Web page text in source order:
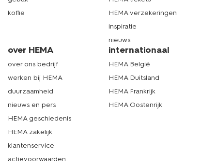
koffie
HEMA verzekeringen
inspiratie
nieuws
over HEMA
over ons bedrijf
werken bij HEMA
duurzaamheid
nieuws en pers
HEMA geschiedenis
HEMA zakelijk
klantenservice
actievoorwaarden
internationaal
HEMA België
HEMA Duitsland
HEMA Frankrijk
HEMA Oostenrijk